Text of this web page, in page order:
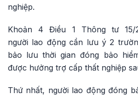
nghiệp.
Khoản 4 Điều 1 Thông tư 15/
người lao động cần lưu ý 2
bảo lưu thời gian đóng bảo
được hưởng trợ cấp thất nghiệp
Thứ nhất, người lao động đóng